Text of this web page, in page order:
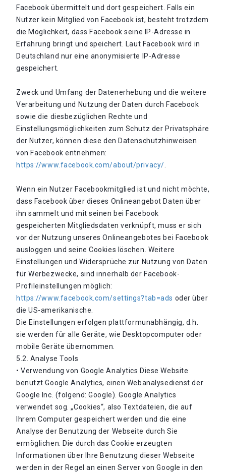
Facebook übermittelt und dort gespeichert. Falls ein
Nutzer kein Mitglied von Facebook ist, besteht trotzdem
die Möglichkeit, dass Facebook seine IP-Adresse in
Erfahrung bringt und speichert. Laut Facebook wird in
Deutschland nur eine anonymisierte IP-Adresse
gespeichert.
Zweck und Umfang der Datenerhebung und die weitere
Verarbeitung und Nutzung der Daten durch Facebook
sowie die diesbezüglichen Rechte und
Einstellungsmöglichkeiten zum Schutz der Privatsphäre
der Nutzer, können diese den Datenschutzhinweisen
von Facebook entnehmen:
https://www.facebook.com/about/privacy/
Wenn ein Nutzer Facebookmitglied ist und nicht möchte,
dass Facebook über dieses Onlineangebot Daten über
ihn sammelt und mit seinen bei Facebook
gespeicherten Mitgliedsdaten verknüpft, muss er sich
vor der Nutzung unseres Onlineangebotes bei Facebook
ausloggen und seine Cookies löschen. Weitere
Einstellungen und Widersprüche zur Nutzung von Daten
für Werbezwecke, sind innerhalb der Facebook-
Profileinstellungen möglich:
https://www.facebook.com/settings?tab=ads oder über
die US-amerikanische.
Die Einstellungen erfolgen plattformunabhängig, d.h.
sie werden für alle Geräte, wie Desktopcomputer oder
mobile Geräte übernommen.
5.2. Analyse Tools
• Verwendung von Google Analytics Diese Website
benutzt Google Analytics, einen Webanalysedienst der
Google Inc. (folgend: Google). Google Analytics
verwendet sog. „Cookies“, also Textdateien, die auf
Ihrem Computer gespeichert werden und die eine
Analyse der Benutzung der Webseite durch Sie
ermöglichen. Die durch das Cookie erzeugten
Informationen über Ihre Benutzung dieser Webseite
werden in der Regel an einen Server von Google in den